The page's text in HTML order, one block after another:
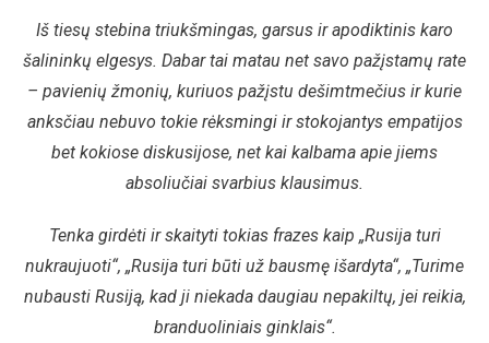
Iš tiesų stebina triukšmingas, garsus ir apodiktinis karo
šalininkų elgesys. Dabar tai matau net savo pažįstamų rate
– pavienių žmonių, kuriuos pažįstu dešimtmečius ir kurie
anksčiau nebuvo tokie rėksmingi ir stokojantys empatijos
bet kokiose diskusijose, net kai kalbama apie jiems
absoliučiai svarbius klausimus.
Tenka girdėti ir skaityti tokias frazes kaip „Rusija turi
nukraujuoti“, „Rusija turi būti už bausmę išardyta“, „Turime
nubausti Rusiją, kad ji niekada daugiau nepakiltų, jei reikia,
branduoliniais ginklais“.